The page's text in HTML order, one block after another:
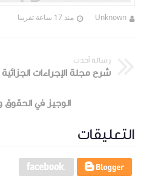
Unknown منذ 17 ساعة تقريبا
رسالة أحدث
الوجيز في
التعليقات